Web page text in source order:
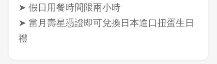
➤ 假日用餐時間限兩小時
➤ 當月壽星憑證即可兌換日本進口扭蛋生日
禮